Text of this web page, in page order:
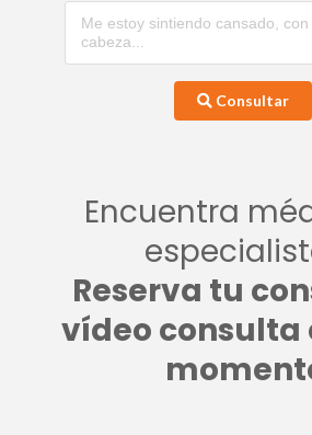
Consultar
Encuentra
Reserva tu
vídeo consulta